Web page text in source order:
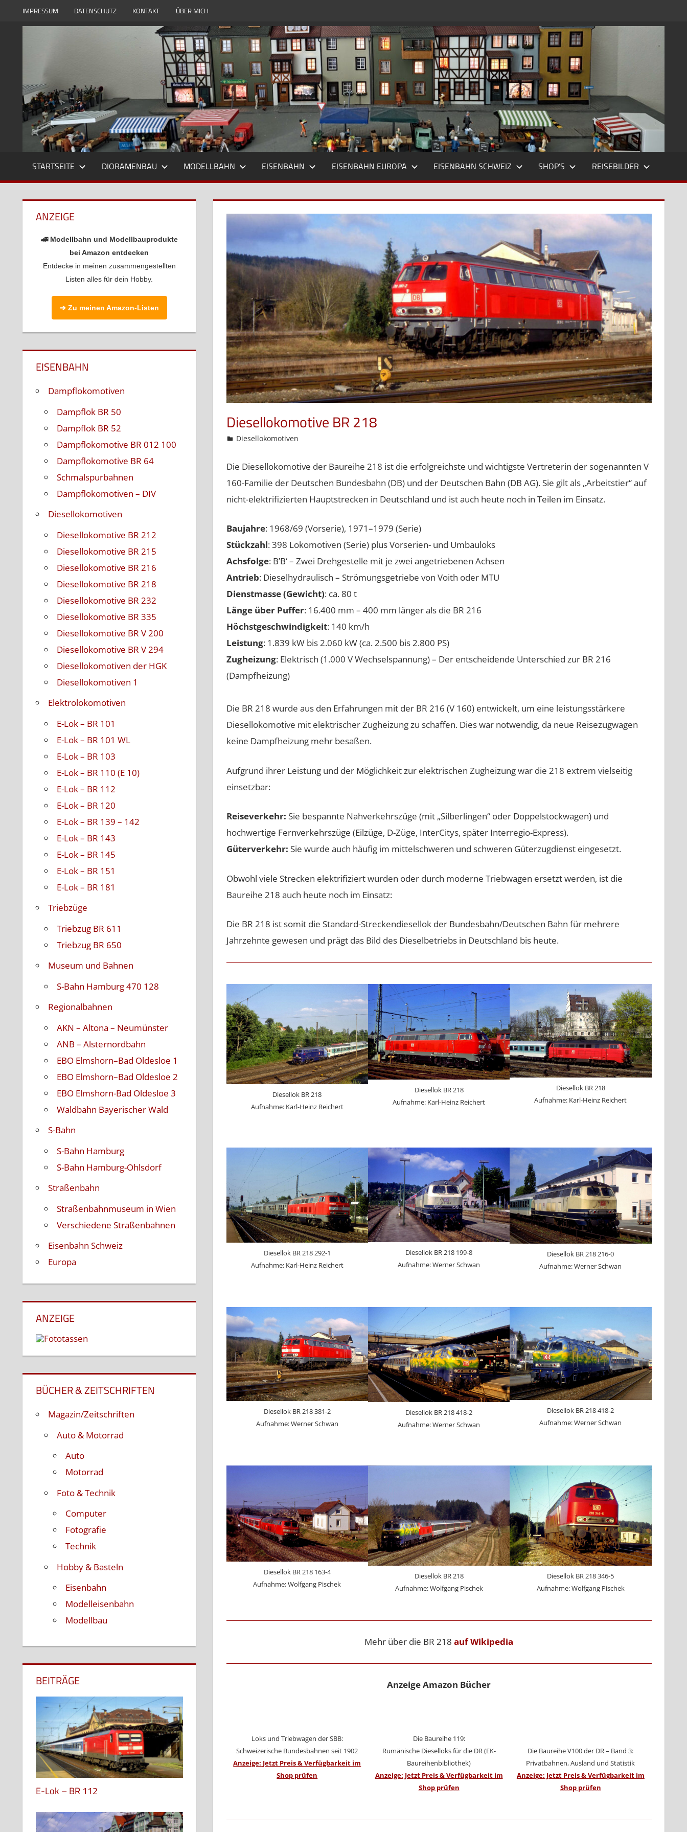
IMPRESSUM DATENSCHUTZ KONTAKT ÜBER MICH
Modellbauwelt24
Modell
1zu87,
Eisenbahn
und
Reisebilder
STARTSEITE DIORAMENBAU MODELLBAHN EISENBAHN EISENBAHN EUROPA EISENBAHN SCHWEIZ SHOP’S REISEBILDER
Diesellokomotive BR 218
admin
Diesellokomotiven
Die Diesellokomotive der Baureihe 218 ist die erfolgreichste und wichtigste Vertreterin der sogenannten V
160-Familie der Deutschen Bundesbahn (DB) und der Deutschen Bahn (DB AG). Sie gilt als „Arbeitstier“ auf
nicht-elektrifizierten Hauptstrecken in Deutschland und ist auch heute noch in Teilen im Einsatz.
Baujahre: 1968/69 (Vorserie), 1971–1979 (Serie)
Stückzahl: 398 Lokomotiven (Serie) plus Vorserien- und Umbauloks
Achsfolge: B’B‘ – Zwei Drehgestelle mit je zwei angetriebenen Achsen
Antrieb: Dieselhydraulisch – Strömungsgetriebe von Voith oder MTU
Dienstmasse (Gewicht): ca. 80 t
Länge über Puffer: 16.400 mm – 400 mm länger als die BR 216
Höchstgeschwindigkeit: 140 km/h
Leistung: 1.839 kW bis 2.060 kW (ca. 2.500 bis 2.800 PS)
Zugheizung: Elektrisch (1.000 V Wechselspannung) – Der entscheidende Unterschied zur BR 216
(Dampfheizung)
Die BR 218 wurde aus den Erfahrungen mit der BR 216 (V 160) entwickelt, um eine leistungsstärkere
Diesellokomotive mit elektrischer Zugheizung zu schaffen. Dies war notwendig, da neue Reisezugwagen
keine Dampfheizung mehr besaßen.
Aufgrund ihrer Leistung und der Möglichkeit zur elektrischen Zugheizung war die 218 extrem vielseitig
einsetzbar:
Reiseverkehr: Sie bespannte Nahverkehrszüge (mit „Silberlingen“ oder Doppelstockwagen) und
hochwertige Fernverkehrszüge (Eilzüge, D-Züge, InterCitys, später Interregio-Express).
Güterverkehr: Sie wurde auch häufig im mittelschweren und schweren Güterzugdienst eingesetzt.
Obwohl viele Strecken elektrifiziert wurden oder durch moderne Triebwagen ersetzt werden, ist die
Baureihe 218 auch heute noch im Einsatz:
Die BR 218 ist somit die Standard-Streckendiesellok der Bundesbahn/Deutschen Bahn für mehrere
Jahrzehnte gewesen und prägt das Bild des Dieselbetriebs in Deutschland bis heute.
Diesellok BR 218
Aufnahme: Karl-Heinz Reichert
Diesellok BR 218
Aufnahme: Karl-Heinz Reichert
Diesellok BR 218
Aufnahme: Karl-Heinz Reichert
Diesellok BR 218 292-1
Aufnahme: Karl-Heinz Reichert
Diesellok BR 218 199-8
Aufnahme: Werner Schwan
Diesellok BR 218 216-0
Aufnahme: Werner Schwan
Diesellok BR 218 381-2
Aufnahme: Werner Schwan
Diesellok BR 218 418-2
Aufnahme: Werner Schwan
Diesellok BR 218 418-2
Aufnahme: Werner Schwan
Diesellok BR 218 163-4
Aufnahme: Wolfgang Pischek
Diesellok BR 218
Aufnahme: Wolfgang Pischek
Diesellok BR 218 346-5
Aufnahme: Wolfgang Pischek
Mehr über die BR 218auf Wikipedia
Anzeige Amazon Bücher
Loks und Triebwagen der SBB:
Schweizerische Bundesbahnen seit 1902
Anzeige: Jetzt Preis & Verfügbarkeit im
Shop prüfen
Die Baureihe 119:
Rumänische Dieselloks für die DR (EK-
Baureihenbibliothek)
Anzeige: Jetzt Preis & Verfügbarkeit im
Shop prüfen
Die Baureihe V100 der DR – Band 3:
Privatbahnen, Ausland und Statistik
Anzeige: Jetzt Preis & Verfügbarkeit im
Shop prüfen
ANZEIGE
🚄 Modellbahn und Modellbauprodukte
bei Amazon entdecken
Entdecke in meinen zusammengestellten
Listen alles für dein Hobby.
➔ Zu meinen Amazon-Listen
EISENBAHN
Dampflokomotiven
Dampflok BR 50
Dampflok BR 52
Dampflokomotive BR 012 100
Dampflokomotive BR 64
Schmalspurbahnen
Dampflokomotiven – DIV
Diesellokomotiven
Diesellokomotive BR 212
Diesellokomotive BR 215
Diesellokomotive BR 216
Diesellokomotive BR 218
Diesellokomotive BR 232
Diesellokomotive BR 335
Diesellokomotive BR V 200
Diesellokomotive BR V 294
Diesellokomotiven der HGK
Diesellokomotiven 1
Elektrolokomotiven
E-Lok – BR 101
E-Lok – BR 101 WL
E-Lok – BR 103
E-Lok – BR 110 (E 10)
E-Lok – BR 112
E-Lok – BR 120
E-Lok – BR 139 – 142
E-Lok – BR 143
E-Lok – BR 145
E-Lok – BR 151
E-Lok – BR 181
Triebzüge
Triebzug BR 611
Triebzug BR 650
Museum und Bahnen
S-Bahn Hamburg 470 128
Regionalbahnen
AKN – Altona – Neumünster
ANB – Alsternordbahn
EBO Elmshorn–Bad Oldesloe 1
EBO Elmshorn–Bad Oldesloe 2
EBO Elmshorn-Bad Oldesloe 3
Waldbahn Bayerischer Wald
S-Bahn
S-Bahn Hamburg
S-Bahn Hamburg-Ohlsdorf
Straßenbahn
Straßenbahnmuseum in Wien
Verschiedene Straßenbahnen
Eisenbahn Schweiz
Europa
ANZEIGE
BÜCHER & ZEITSCHRIFTEN
Magazin/Zeitschriften
Auto & Motorrad
Auto
Motorrad
Foto & Technik
Computer
Fotografie
Technik
Hobby & Basteln
Eisenbahn
Modelleisenbahn
Modellbau
BEITRÄGE
E-Lok – BR 112